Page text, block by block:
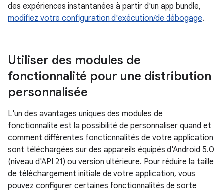
des expériences instantanées à partir d'un app bundle,
modifiez votre configuration d'exécution/de débogage.
Utiliser des modules de
fonctionnalité pour une distribution
personnalisée
L'un des avantages uniques des modules de
fonctionnalité est la possibilité de personnaliser quand et
comment différentes fonctionnalités de votre application
sont téléchargées sur des appareils équipés d'Android 5.0
(niveau d'API 21) ou version ultérieure. Pour réduire la taille
de téléchargement initiale de votre application, vous
pouvez configurer certaines fonctionnalités de sorte